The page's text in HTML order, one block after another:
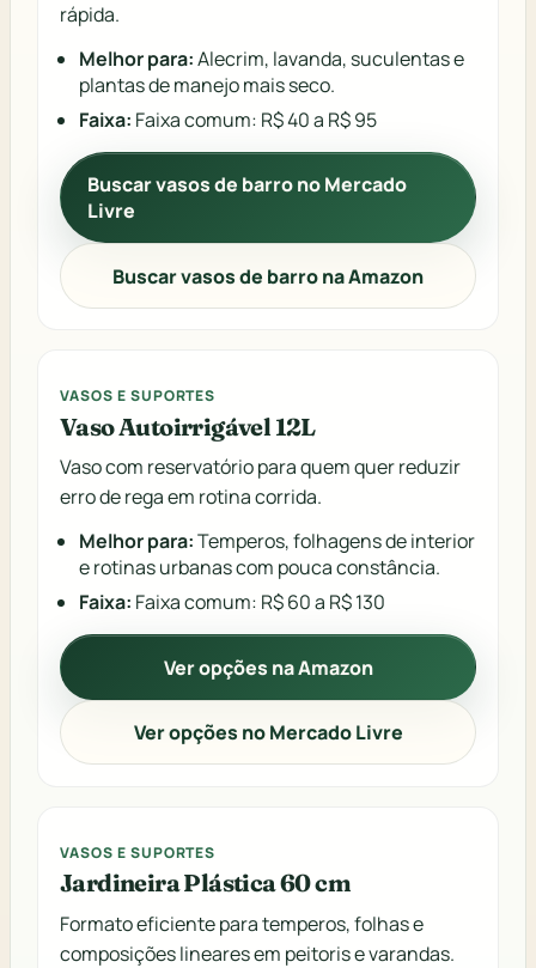
rápida.
Melhor para:Alecrim, lavanda, suculentas e
plantas de manejo mais seco.
Faixa: Faixa comum: R$ 40 a R$ 95
Buscar vasos de barro no Mercado
Livre
Buscar vasos de barro na Amazon
VASOS E SUPORTES
Vaso Autoirrigável 12L
Vaso com reservatório para quem quer reduzir
erro de rega em rotina corrida.
Melhor para:Temperos, folhagens de interior
e rotinas urbanas com pouca constância.
Faixa: Faixa comum: R$ 60 a R$ 130
Ver opções na Amazon
Ver opções no Mercado Livre
VASOS E SUPORTES
Jardineira Plástica 60 cm
Formato eficiente para temperos, folhas e
composições lineares em peitoris e varandas.